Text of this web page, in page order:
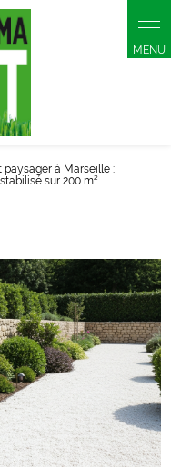
paysager à Marseille :
sur 200 m²